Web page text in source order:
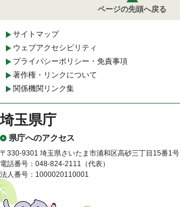
ページの先頭へ戻る
サイトマップ
ウェブアクセシビリティ
プライバシーポリシー・免責事項
著作権・リンクについて
関係機関リンク集
埼玉県庁
県庁へのアクセス
〒330-9301 埼玉県さいたま市浦和区高砂三丁目15番1号
電話番号：048-824-2111（代表）
法人番号：1000020110001